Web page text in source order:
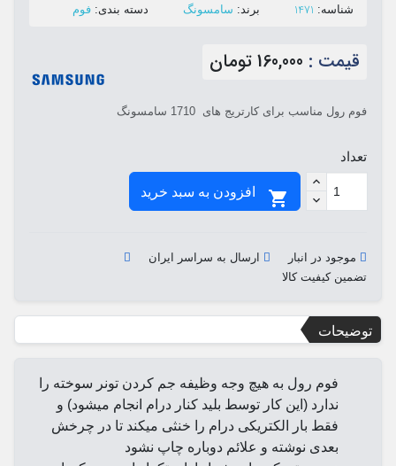
ﺷﻨﺎﺳﻪ: 1471 ﺑﺮﻧﺪ: سامسونگ ﺩﺳﺘﻪ ﺑﻨﺪی: فوم
قیمت : 160,000 تومان
فوم رول مناسب برای کارتریج های 1710 سامسونگ
تعداد

موجود در انبار
ارسال به سراسر ایران
تضمین کیفیت کالا
توضیحات
فوم رول به هیچ وجه وظیفه جم کردن تونر سوخته را
ندارد (این کار توسط بلید کنار درام انجام میشود) و
فقط بار الکتریکی درام را خنثی میکند تا در چرخش
بعدی نوشته و علائم دوباره چاپ نشود